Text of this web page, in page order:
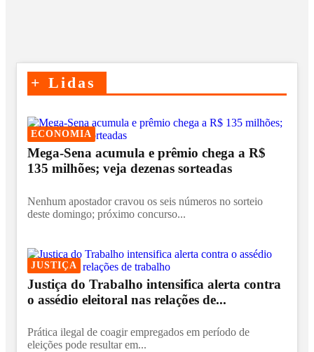
+ Lidas
ECONOMIA
Mega-Sena acumula e prêmio chega a R$
135 milhões; veja dezenas sorteadas
Nenhum apostador cravou os seis números no sorteio
deste domingo; próximo concurso...
JUSTIÇA
Justiça do Trabalho intensifica alerta contra
o assédio eleitoral nas relações de...
Prática ilegal de coagir empregados em período de
eleições pode resultar em...